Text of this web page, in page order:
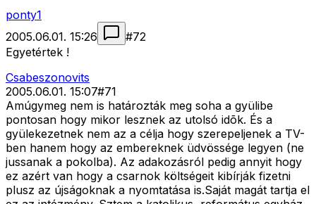
ponty1
2005.06.01. 15:26
#72
Egyetértek !
Csabeszonovits
2005.06.01. 15:07#71
Amúgymeg nem is határozták meg soha a gyülibe
pontosan hogy mikor lesznek az utolsó idõk. És a
gyülekezetnek nem az a célja hogy szerepeljenek a TV-
ben hanem hogy az embereknek üdvössége legyen (ne
jussanak a pokolba). Az adakozásról pedig annyit hogy
ez azért van hogy a csarnok költségeit kibírják fizetni
plusz az újságoknak a nyomtatása is.Saját magát tartja el